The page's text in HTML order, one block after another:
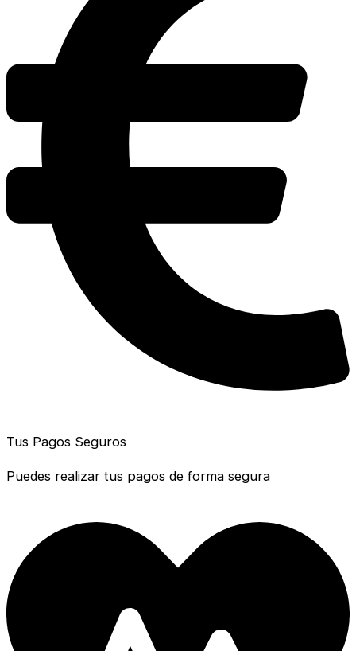
Tus Pagos Seguros
Puedes realizar tus pagos de forma segura